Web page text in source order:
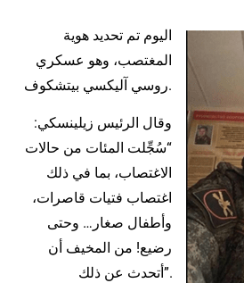
اليوم تم تحديد هوية
المغتصب، وهو عسكري
روسي آليكسي بيتشكوف.
وقال الرئيس زيلينسكي:
“سُجِّلت المئات من حالات
الاغتصاب، بما في ذلك
اغتصاب فتيات قاصرات،
وأطفال صغار… وحتى
رضيع! من المخيف أن
أتحدث عن ذلك”.